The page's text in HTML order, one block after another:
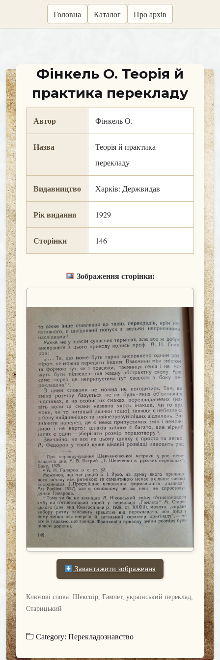
Головна Каталог Про архів
Фінкель О. Теорія й
практика перекладу
Автор Фінкель О.
Назва
Теорія й практика
перекладу
Видавництво Харків: Держвидав
Рік видання 1929
Сторінки 146
Зображення сторінки:
Завантажити зображення
Ключові слова: Шекспір, Гамлет, український переклад,
Старицький
Category: Перекладознавство